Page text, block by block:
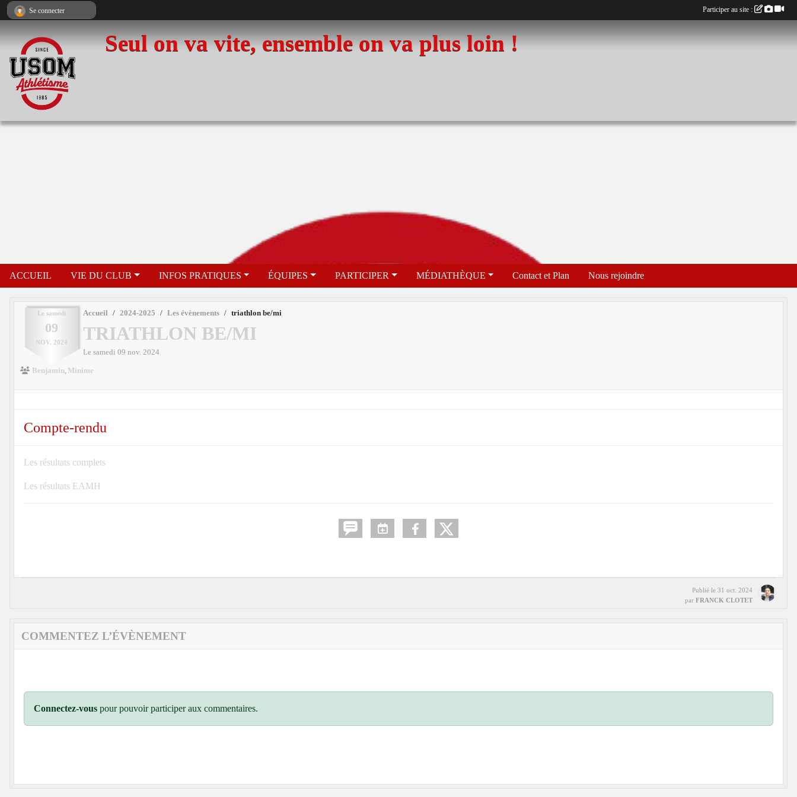
Seul on va vite, ensemble on va plus loin !
ACCUEIL VIE DU CLUB INFOS PRATIQUES ÉQUIPES PARTICIPER MÉDIATHÈQUE Contact et Plan Nous rejoindre
Le samedi
09
NOV. 2024
Accueil 2024-2025 Les évènements triathlon be/mi
TRIATHLON BE/MI
Le samedi 09 nov. 2024
Benjamin Minime
Compte-rendu
Les résultats complets
Les résultats EAMH
Publié le 31 oct. 2024
par FRANCK CLOTET
COMMENTEZ L’ÉVÈNEMENT
Connectez-vous pour pouvoir participer aux commentaires.
Se connecter Participer au site :
Panneau de gestion des cookies